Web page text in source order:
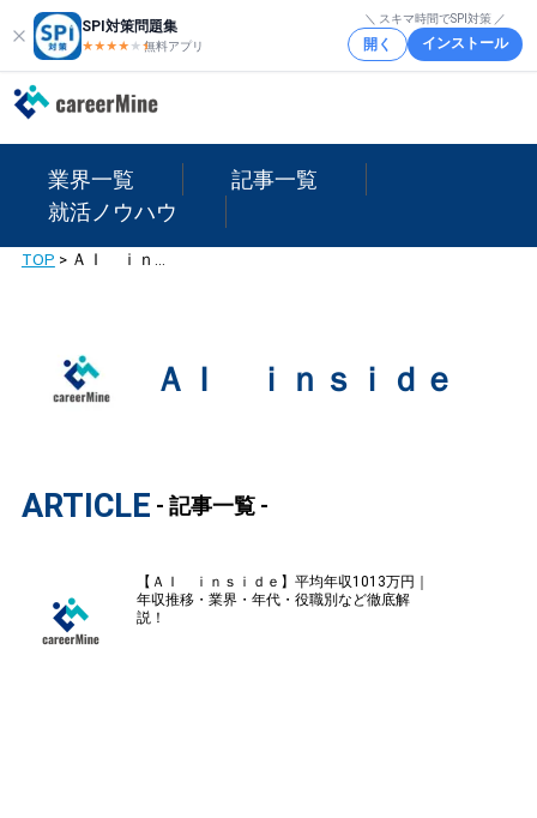
SPI対策問題集
★★★★ ★★
無料アプリ
＼ スキマ時間でSPI対策 ／
開く インストール
業界一覧
記事一覧
就活ノウハウ
TOP >
ＡＩ ｉｎｓｉｄｅ
ARTICLE - 記事一覧 -
【ＡＩ ｉｎｓｉｄｅ】平均年収1013万円｜
年収推移・業界・年代・役職別など徹底解
説！